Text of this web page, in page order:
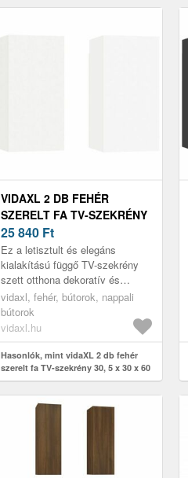
VIDAXL 2 DB FEHÉR
SZERELT FA TV-SZEKRÉNY
30, 5 X 30 X 60 CM
25 840 Ft
Ez a letisztult és elegáns
kialakítású függő TV-szekrény
szett otthona dekoratív és
praktikus kiegészítője lesz.
vidaxl, fehér, bútorok, nappali
bútorok
vidaxl.hu
Hasonlók, mint vidaXL 2 db fehér
szerelt fa TV-szekrény 30, 5 x 30 x 60
cm